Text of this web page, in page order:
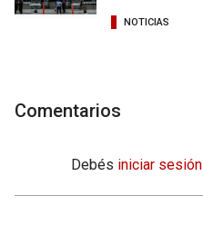
NOTICIAS
Comentarios
Debés iniciar sesión